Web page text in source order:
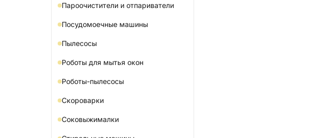
Пароочистители и отпариватели
Посудомоечные машины
Пылесосы
Роботы для мытья окон
Роботы-пылесосы
Скороварки
Соковыжималки